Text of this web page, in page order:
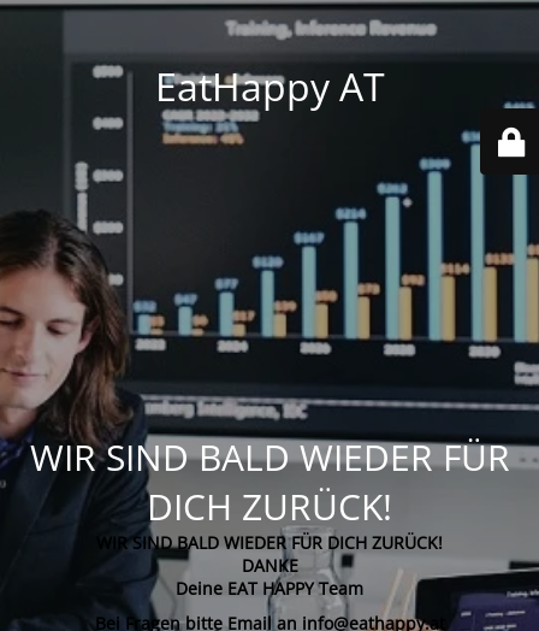
EatHappy AT
WIR SIND BALD WIEDER FÜR
DICH ZURÜCK!
WIR SIND BALD WIEDER FÜR DICH ZURÜCK!
DANKE
Deine EAT HAPPY Team
Bei Fragen bitte Email an info@eathappy.at